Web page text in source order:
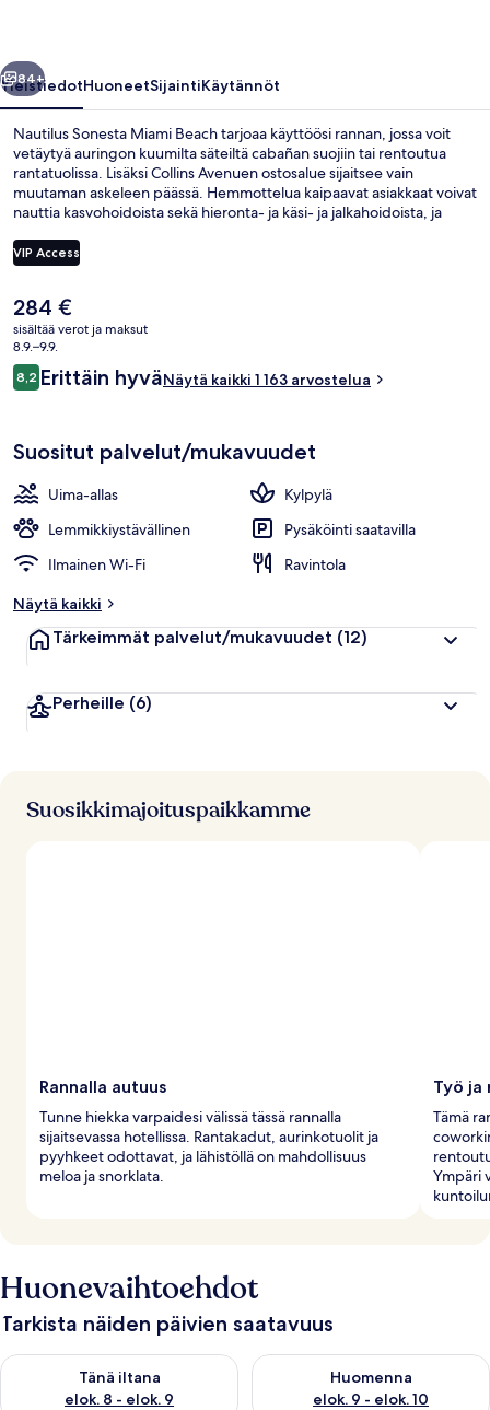
Seuraava
84+
YleistiedotHuoneetSijaintiKäytännöt
Nautilus Sonesta Miami Beach tarjoaa käyttöösi rannan, jossa voit
vetäytyä auringon kuumilta säteiltä cabañan suojiin tai rentoutua
rantatuolissa. Lisäksi Collins Avenuen ostosalue sijaitsee vain
muutaman askeleen päässä. Hemmottelua kaipaavat asiakkaat voivat
nauttia kasvohoidoista sekä hieronta- ja käsi- ja jalkahoidoista, ja
Nautilus Cabana Club tarjoilee aamiaisen, lounaan ja illallisen. Sen
erikoisuuksiin kuuluu Välimeren keittiö. Muihin tämän luksusluokan
vuorokauden auki oleva kuntokeskus. Matkailijat arvostavat
majoituspaikan avuliasta henkilökuntaa ja hyvää sijaintia.
VIP Access
Nykyinen
hinta
on
284 €
284 €
sisältää verot ja maksut
8.9.–9.9.
Arvostelut
8,28,2 kautta 10.
Erittäin hyväNäytä kaikki 1 163 arvostelua
Suositut palvelut/mukavuudet
Uima-allas
Kylpylä
Lemmikkiystävällinen
Pysäköinti saatavilla
Ilmainen Wi-Fi
Ravintola
Näytä kaikki
Tärkeimmät palvelut/mukavuudet (12)
Perheille (6)
Suosikkimajoituspaikkamme
Rannalla autuus
Tunne hiekka varpaidesi välissä tässä rannalla
sijaitsevassa hotellissa. Rantakadut, aurinkotuolit ja
pyyhkeet odottavat, ja lähistöllä on mahdollisuus
meloa ja snorklata.
Työ
Tämä
Ympäri
Huonevaihtoehdot
Tarkista näiden päivien saatavuus
Tänä iltana
elok. 8 - elok. 9
Tarkista tämän illan saatavuus elok. 8 - elok. 9
Huomenna
elok. 9 - elok. 10
Tarkista huomisen saatavuus